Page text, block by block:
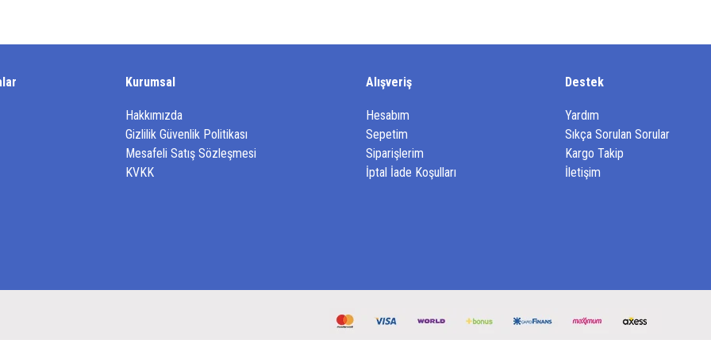
Kurumsal
Hakkımızda
Gizlilik Güvenlik Politikası
Mesafeli Satış Sözleşmesi
KVKK
Alışveriş
Hesabım
Sepetim
Siparişlerim
İptal İade Koşulları
Destek
Yardım
Sıkça Sorulan Sorular
Kargo Takip
İletişim